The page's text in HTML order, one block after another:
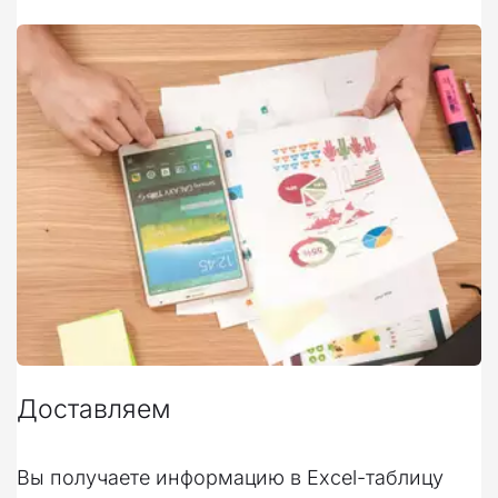
Доставляем
Вы получаете информацию в Excel-таблицу